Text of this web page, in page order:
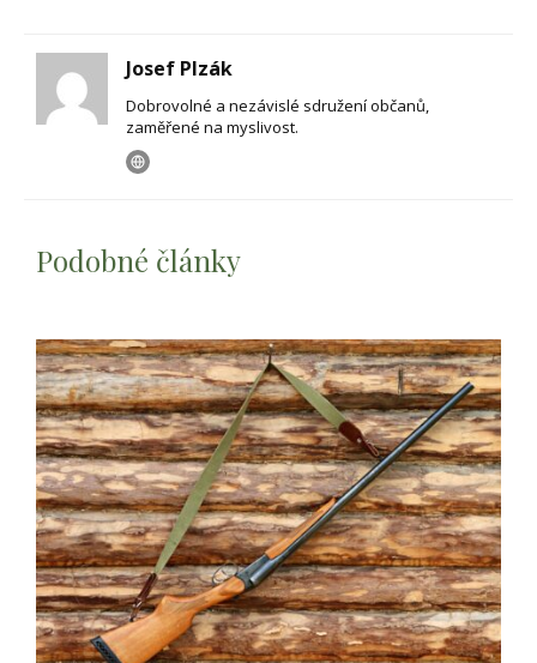
Josef Plzák
Dobrovolné a nezávislé sdružení občanů,
zaměřené na myslivost.
Podobné články